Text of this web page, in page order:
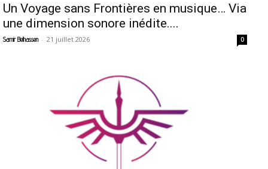
Un Voyage sans Frontières en musique… Via
une dimension sonore inédite....
Samir Belhassen - 21 juillet 2026 0